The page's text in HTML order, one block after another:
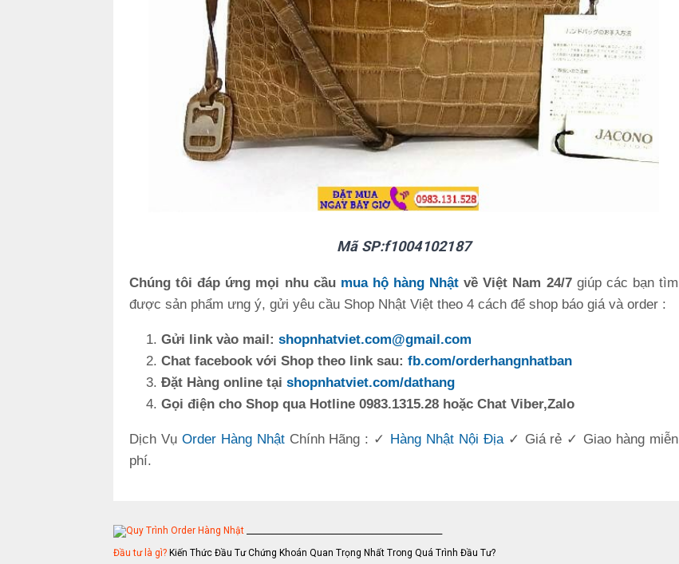
Mã SP:f1004102187
Chúng tôi đáp ứng mọi nhu cầu mua hộ hàng Nhật về Việt Nam 24/7giúp các bạn tìm
được sản phẩm ưng ý, gửi yêu cầu Shop Nhật Việt theo 4 cách để shop báo giá và order :
Gửi link vào mail: shopnhatviet.com@gmail.com
Chat facebook với Shop theo link sau: fb.com/orderhangnhatban
Đặt Hàng online tại shopnhatviet.com/dathang
Gọi điện cho Shop qua Hotline 0983.1315.28 hoặc Chat Viber,Zalo
Dịch Vụ Order Hàng NhậtChính Hãng : ✓ Hàng Nhật Nội Địa✓ Giá rẻ ✓ Giao hàng miễn
phí.
Đầu tư là gì? Kiến Thức Đầu Tư Chứng Khoán Quan Trọng Nhất Trong Quá Trình Đầu Tư?